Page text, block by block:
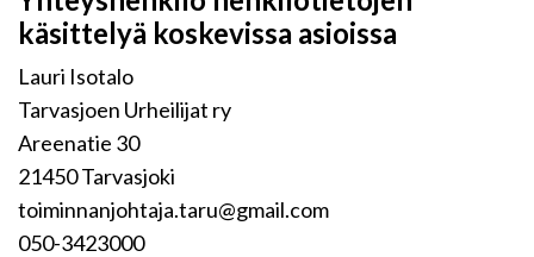
käsittelyä koskevissa asioissa
Lauri Isotalo
Tarvasjoen Urheilijat ry
Areenatie 30
21450 Tarvasjoki
toiminnanjohtaja.taru@gmail.com
050-3423000